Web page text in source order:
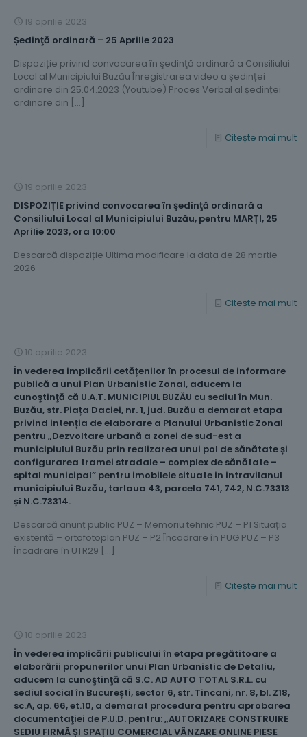
19 aprilie 2023
Ședinţă ordinară – 25 Aprilie 2023
Dispoziție privind convocarea în şedinţă ordinară a Consiliului
Local al Municipiului Buzău Înregistrarea video a ședinței
ordinare din 25.04.2023 (Youtube) Proces Verbal al ședinței
ordinare din […]
Citește mai mult
19 aprilie 2023
DISPOZIȚIE privind convocarea în şedinţă ordinară a
Consiliului Local al Municipiului Buzău, pentru MARȚI, 25
Aprilie 2023, ora 10:00
Descarcă dispoziție Ultima modificare la data de 28 martie
2026
Citește mai mult
10 aprilie 2023
În vederea implicării cetățenilor în procesul de informare
publică a unui Plan Urbanistic Zonal, aducem la
cunoştinţă că U.A.T. MUNICIPIUL BUZĂU cu sediul în Mun.
Buzău, str. Piața Daciei, nr. 1, jud. Buzău a demarat etapa
privind intenția de elaborare a Planului Urbanistic Zonal
pentru „Dezvoltare urbană a zonei de sud-est a
municipiului Buzău prin realizarea unui pol de sănătate și
configurarea tramei stradale – complex de sănătate –
spital municipal” pentru imobilele situate in intravilanul
municipiului Buzău, tarlaua 43, parcela 741, 742, N.C.73313
și N.C.73314.
Descarcă anunț public PUZ – Memoriu tehnic PUZ – P1 Situația
existentă – ortofotoplan PUZ – P2 Încadrare în PUG PUZ – P3
Încadrare în UTR29 […]
Citește mai mult
10 aprilie 2023
În vederea implicării publicului în etapa pregătitoare a
elaborării propunerilor unui Plan Urbanistic de Detaliu,
aducem la cunoştinţă că S.C. AD AUTO TOTAL S.R.L. cu
sediul social în București, sector 6, str. Tincani, nr. 8, bl. Z18,
sc.A, ap. 66, et.10, a demarat procedura pentru aprobarea
documentaţiei de P.U.D. pentru: „AUTORIZARE CONSTRUIRE
SEDIU FIRMĂ ȘI SPAȚIU COMERCIAL VÂNZARE ONLINE PIESE